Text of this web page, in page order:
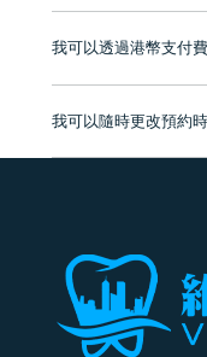
我可以透過港幣支付
我可以隨時更改預約
可以，請盡早通過